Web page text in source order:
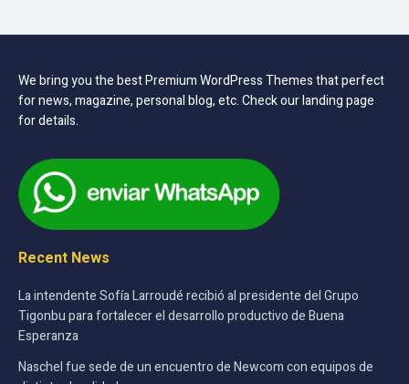
We bring you the best Premium WordPress Themes that perfect
for news, magazine, personal blog, etc. Check our landing page
for details.
Recent News
La intendente Sofía Larroudé recibió al presidente del Grupo
Tigonbu para fortalecer el desarrollo productivo de Buena
Esperanza
Naschel fue sede de un encuentro de Newcom con equipos de